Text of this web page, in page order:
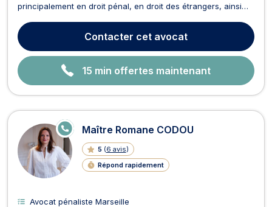
principalement en droit pénal, en droit des étrangers, ainsi
d’intervention : ✅ Droit pénal– Défense des personnes mises
en cause ou victimes d'infractions : délits, cri...
Contacter cet avocat
15 min offertes maintenant
Maître Romane CODOU
5 (6 avis)
Répond rapidement
E
N
G
N
E
Avocat pénaliste Marseille